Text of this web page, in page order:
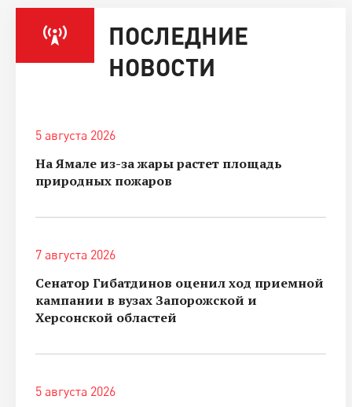
ПОСЛЕДНИЕ
НОВОСТИ
5 августа 2026
На Ямале из-за жары растет площадь
природных пожаров
7 августа 2026
Сенатор Гибатдинов оценил ход приемной
кампании в вузах Запорожской и
Херсонской областей
5 августа 2026